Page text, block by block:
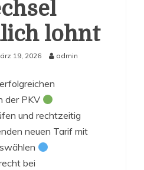
lohnt
19, 2026 admin
der PKV
und rechtzeitig
neuen Tarif mit
bei